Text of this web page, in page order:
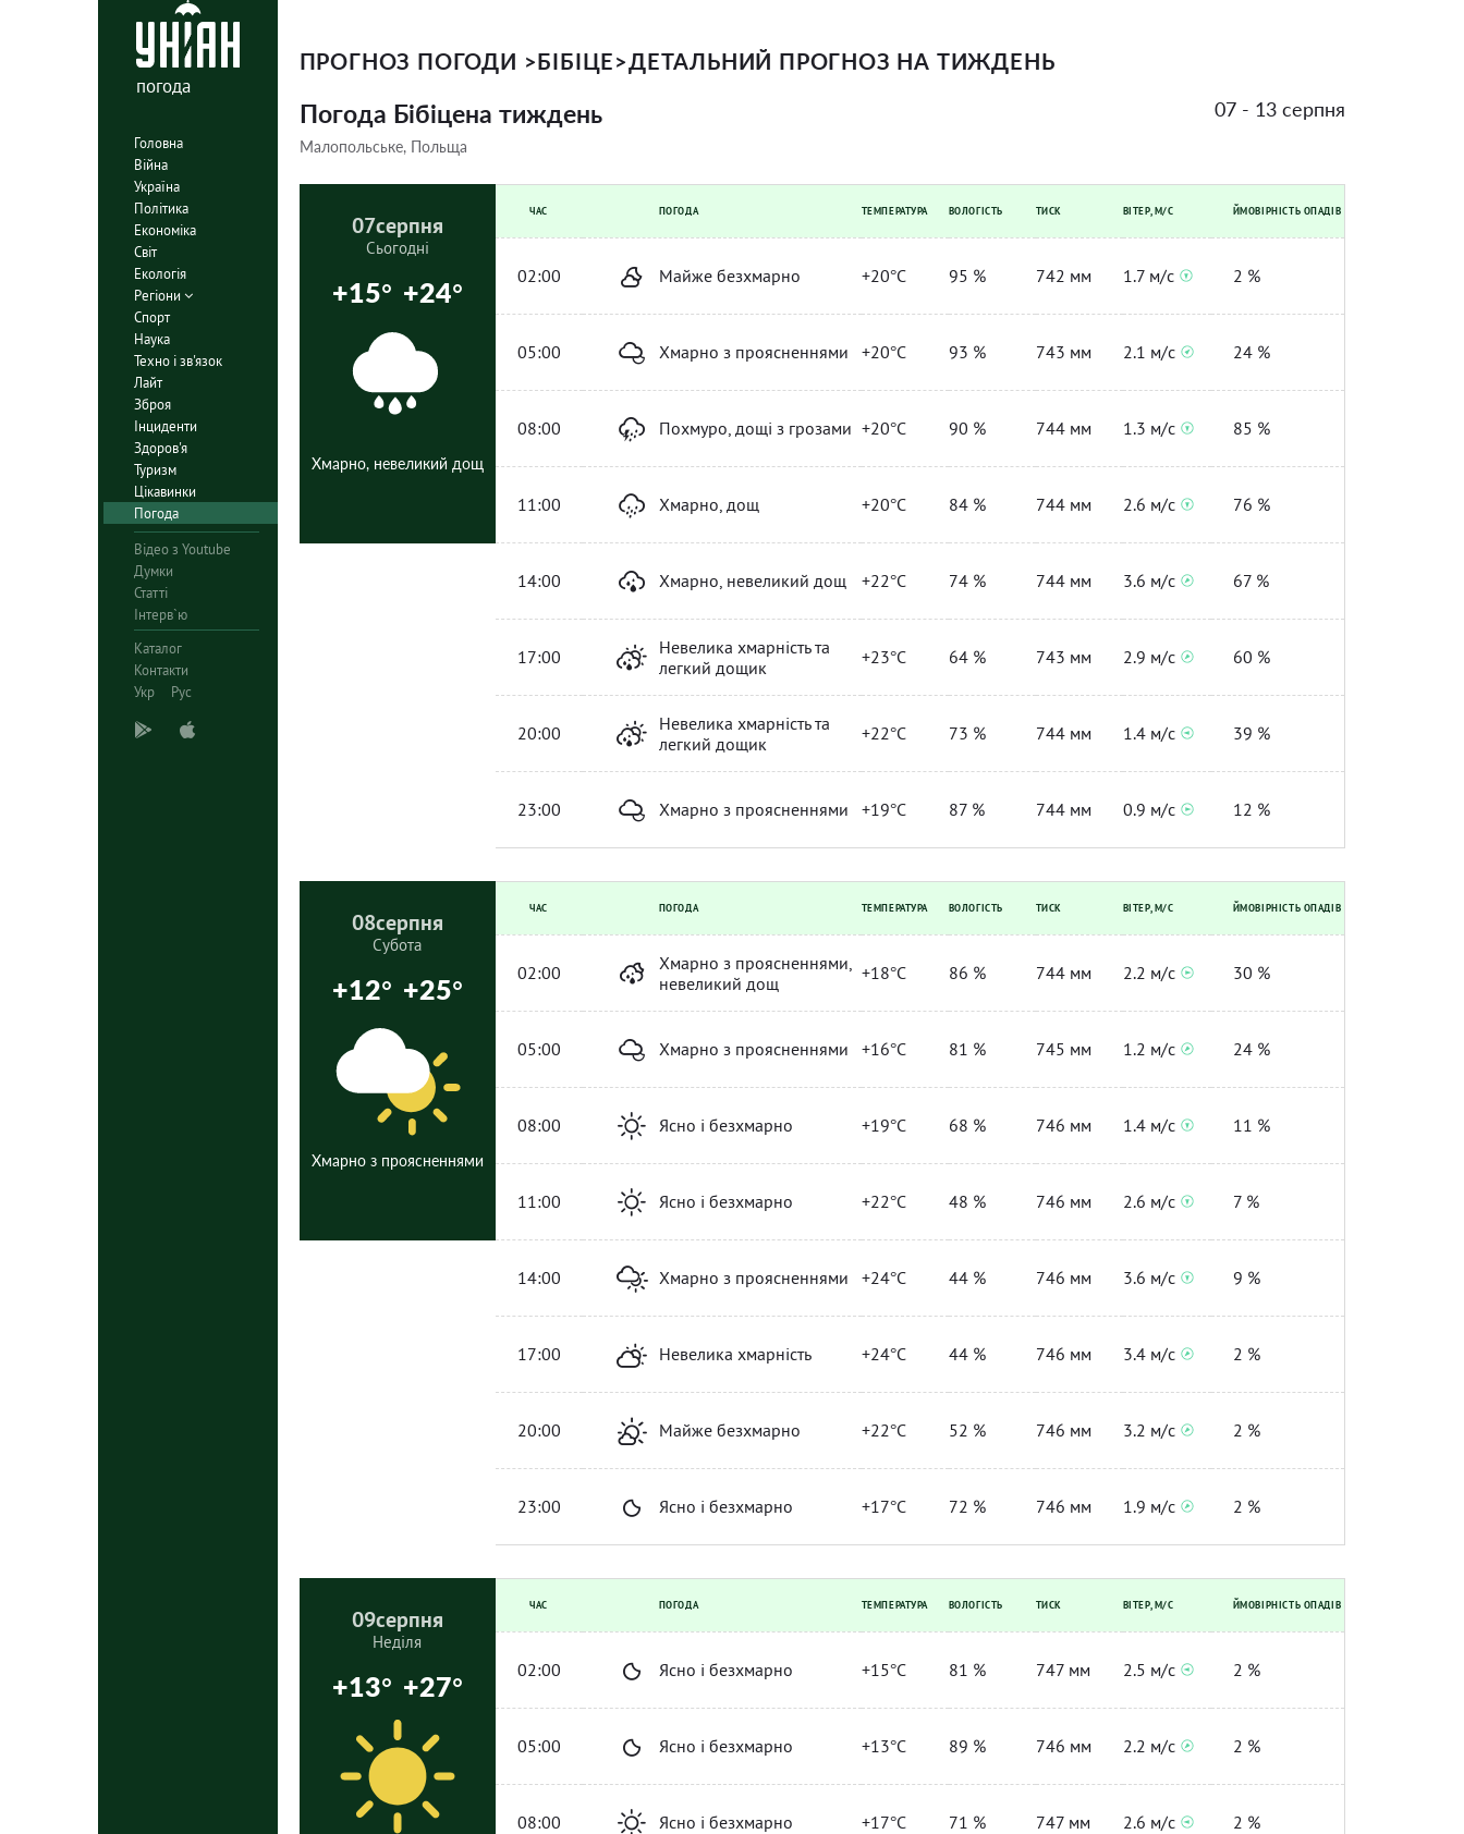
погода
Головна
Війна
Україна
Політика
Економіка
Світ
Екологія
Регіони
Спорт
Наука
Техно і зв'язок
Лайт
Зброя
Інциденти
Здоров'я
Туризм
Цікавинки
Погода
Відео з Youtube
Думки
Статті
Інтерв`ю
Каталог
Контакти
Укр
Рус
ПРОГНОЗ ПОГОДИ >БІБІЦЕ>ДЕТАЛЬНИЙ ПРОГНОЗ НА ТИЖДЕНЬ
Погода Бібіцена тиждень
Малопольське, Польща
07 - 13 серпня
07серпня
Сьогодні
+15° +24°
Хмарно, невеликий дощ
ЧАС ПОГОДА ТЕМПЕРАТУРА ВОЛОГІСТЬ ТИСК ВІТЕР, М/С ЙМОВІРНІСТЬ ОПАДІВ
02:00 Майже безхмарно +20°C 95 % 742 мм 1.7 м/с 2 %
05:00 Хмарно з проясненнями +20°C 93 % 743 мм 2.1 м/с 24 %
08:00 Похмуро, дощі з грозами +20°C 90 % 744 мм 1.3 м/с 85 %
11:00 Хмарно, дощ +20°C 84 % 744 мм 2.6 м/с 76 %
14:00 Хмарно, невеликий дощ +22°C 74 % 744 мм 3.6 м/с 67 %
17:00
Невелика хмарність та
легкий дощик
+23°C 64 % 743 мм 2.9 м/с 60 %
20:00
Невелика хмарність та
легкий дощик
+22°C 73 % 744 мм 1.4 м/с 39 %
23:00 Хмарно з проясненнями +19°C 87 % 744 мм 0.9 м/с 12 %
08серпня
Субота
+12° +25°
Хмарно з проясненнями
ЧАС ПОГОДА ТЕМПЕРАТУРА ВОЛОГІСТЬ ТИСК ВІТЕР, М/С ЙМОВІРНІСТЬ ОПАДІВ
02:00
Хмарно з проясненнями,
невеликий дощ
+18°C 86 % 744 мм 2.2 м/с 30 %
05:00 Хмарно з проясненнями +16°C 81 % 745 мм 1.2 м/с 24 %
08:00 Ясно і безхмарно +19°C 68 % 746 мм 1.4 м/с 11 %
11:00 Ясно і безхмарно +22°C 48 % 746 мм 2.6 м/с 7 %
14:00 Хмарно з проясненнями +24°C 44 % 746 мм 3.6 м/с 9 %
17:00 Невелика хмарність +24°C 44 % 746 мм 3.4 м/с 2 %
20:00 Майже безхмарно +22°C 52 % 746 мм 3.2 м/с 2 %
23:00 Ясно і безхмарно +17°C 72 % 746 мм 1.9 м/с 2 %
09серпня
Неділя
+13° +27°
ЧАС ПОГОДА ТЕМПЕРАТУРА ВОЛОГІСТЬ ТИСК ВІТЕР, М/С ЙМОВІРНІСТЬ ОПАДІВ
02:00 Ясно і безхмарно +15°C 81 % 747 мм 2.5 м/с 2 %
05:00 Ясно і безхмарно +13°C 89 % 746 мм 2.2 м/с 2 %
08:00 Ясно і безхмарно +17°C 71 % 747 мм 2.6 м/с 2 %